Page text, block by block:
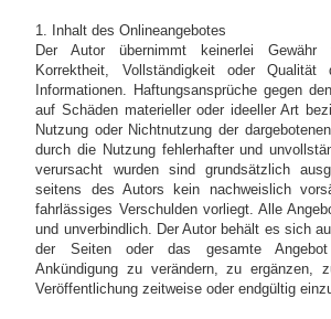
1. Inhalt des Onlineangebotes
Der Autor übernimmt keinerlei
Korrektheit, Vollständigkeit oder Qualität
Informationen. Haftungsansprüche gegen
auf Schäden materieller oder ideeller Art
Nutzung oder Nichtnutzung der
durch die Nutzung fehlerhafter und
verursacht wurden sind grundsätzlich
seitens des Autors kein nachweislich
fahrlässiges Verschulden vorliegt. Alle
und unverbindlich. Der Autor behält es sich
der Seiten oder das gesamte Angebot
Ankündigung zu verändern, zu ergänzen,
Veröffentlichung zeitweise oder endgültig